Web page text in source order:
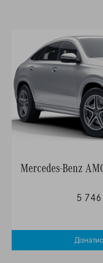
Mercedes-Benz
5